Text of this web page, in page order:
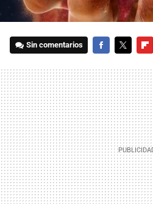
Sin comentarios